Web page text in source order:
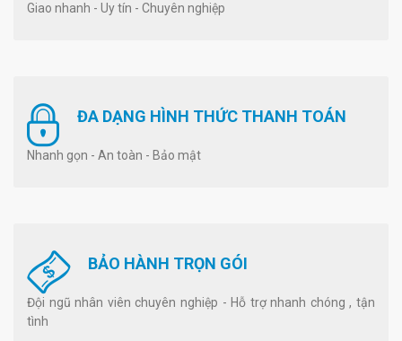
Giao nhanh - Uy tín - Chuyên nghiệp
ĐA DẠNG HÌNH THỨC THANH TOÁN
Nhanh gọn - An toàn - Bảo mật
BẢO HÀNH TRỌN GÓI
Đội ngũ nhân viên chuyên nghiệp - Hỗ trợ nhanh chóng , tận
tình